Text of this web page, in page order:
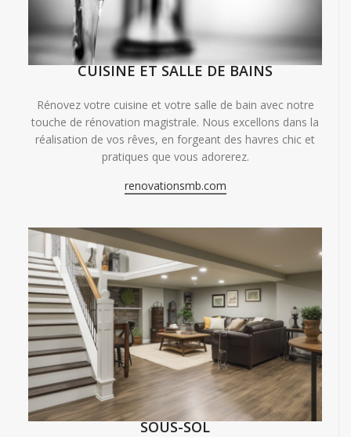
CUISINE ET SALLE DE BAINS
Rénovez votre cuisine et votre salle de bain avec notre
touche de rénovation magistrale. Nous excellons dans la
réalisation de vos rêves, en forgeant des havres chic et
pratiques que vous adorerez.
renovationsmb.com
SOUS-SOL